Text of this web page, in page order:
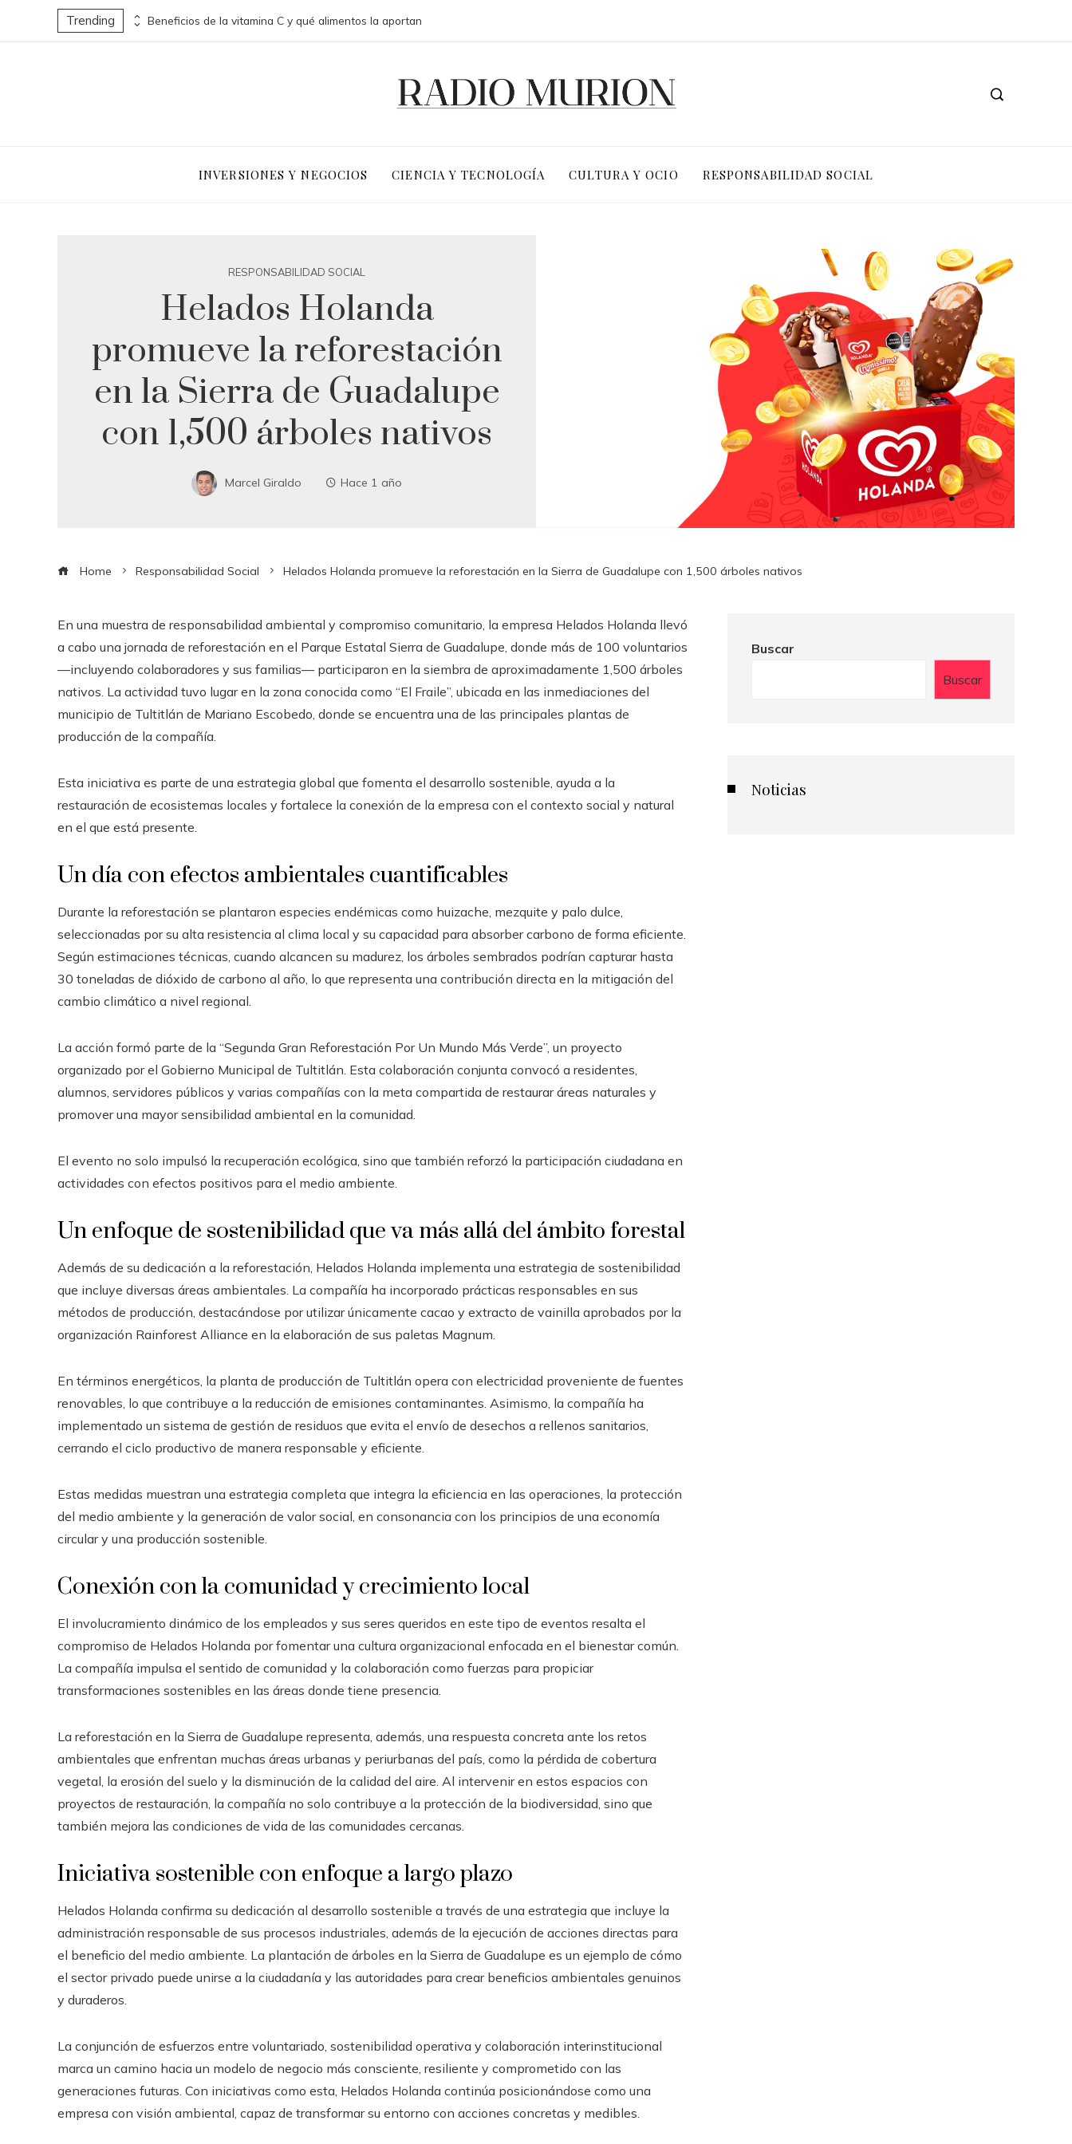
Trending Ciudades con más sitios Patrimonio de la Humanidad y su legado histórico Beneficios de la vitamina C y qué alimentos la aportan
INVERSIONES Y NEGOCIOS CIENCIA Y TECNOLOGÍA CULTURA Y OCIO RESPONSABILIDAD SOCIAL
RESPONSABILIDAD SOCIAL
Helados Holanda
promueve la reforestación
en la Sierra de Guadalupe
con 1,500 árboles nativos
Marcel Giraldo Hace 1 año
Home Responsabilidad Social Helados Holanda promueve la reforestación en la Sierra de Guadalupe con 1,500 árboles nativos
En una muestra de responsabilidad ambiental y compromiso comunitario, la empresa Helados Holanda llevó
a cabo una jornada de reforestación en el Parque Estatal Sierra de Guadalupe, donde más de 100 voluntarios
—incluyendo colaboradores y sus familias— participaron en la siembra de aproximadamente 1,500 árboles
nativos. La actividad tuvo lugar en la zona conocida como “El Fraile”, ubicada en las inmediaciones del
municipio de Tultitlán de Mariano Escobedo, donde se encuentra una de las principales plantas de
producción de la compañía.
Esta iniciativa es parte de una estrategia global que fomenta el desarrollo sostenible, ayuda a la
restauración de ecosistemas locales y fortalece la conexión de la empresa con el contexto social y natural
en el que está presente.
Un día con efectos ambientales cuantificables
Durante la reforestación se plantaron especies endémicas como huizache, mezquite y palo dulce,
seleccionadas por su alta resistencia al clima local y su capacidad para absorber carbono de forma eficiente.
Según estimaciones técnicas, cuando alcancen su madurez, los árboles sembrados podrían capturar hasta
30 toneladas de dióxido de carbono al año, lo que representa una contribución directa en la mitigación del
cambio climático a nivel regional.
La acción formó parte de la “Segunda Gran Reforestación Por Un Mundo Más Verde”, un proyecto
organizado por el Gobierno Municipal de Tultitlán. Esta colaboración conjunta convocó a residentes,
alumnos, servidores públicos y varias compañías con la meta compartida de restaurar áreas naturales y
promover una mayor sensibilidad ambiental en la comunidad.
El evento no solo impulsó la recuperación ecológica, sino que también reforzó la participación ciudadana en
actividades con efectos positivos para el medio ambiente.
Un enfoque de sostenibilidad que va más allá del ámbito forestal
Además de su dedicación a la reforestación, Helados Holanda implementa una estrategia de sostenibilidad
que incluye diversas áreas ambientales. La compañía ha incorporado prácticas responsables en sus
métodos de producción, destacándose por utilizar únicamente cacao y extracto de vainilla aprobados por la
organización Rainforest Alliance en la elaboración de sus paletas Magnum.
En términos energéticos, la planta de producción de Tultitlán opera con electricidad proveniente de fuentes
renovables, lo que contribuye a la reducción de emisiones contaminantes. Asimismo, la compañía ha
implementado un sistema de gestión de residuos que evita el envío de desechos a rellenos sanitarios,
cerrando el ciclo productivo de manera responsable y eficiente.
Estas medidas muestran una estrategia completa que integra la eficiencia en las operaciones, la protección
del medio ambiente y la generación de valor social, en consonancia con los principios de una economía
circular y una producción sostenible.
Conexión con la comunidad y crecimiento local
El involucramiento dinámico de los empleados y sus seres queridos en este tipo de eventos resalta el
compromiso de Helados Holanda por fomentar una cultura organizacional enfocada en el bienestar común.
La compañía impulsa el sentido de comunidad y la colaboración como fuerzas para propiciar
transformaciones sostenibles en las áreas donde tiene presencia.
La reforestación en la Sierra de Guadalupe representa, además, una respuesta concreta ante los retos
ambientales que enfrentan muchas áreas urbanas y periurbanas del país, como la pérdida de cobertura
vegetal, la erosión del suelo y la disminución de la calidad del aire. Al intervenir en estos espacios con
proyectos de restauración, la compañía no solo contribuye a la protección de la biodiversidad, sino que
también mejora las condiciones de vida de las comunidades cercanas.
Iniciativa sostenible con enfoque a largo plazo
Helados Holanda confirma su dedicación al desarrollo sostenible a través de una estrategia que incluye la
administración responsable de sus procesos industriales, además de la ejecución de acciones directas para
el beneficio del medio ambiente. La plantación de árboles en la Sierra de Guadalupe es un ejemplo de cómo
el sector privado puede unirse a la ciudadanía y las autoridades para crear beneficios ambientales genuinos
y duraderos.
La conjunción de esfuerzos entre voluntariado, sostenibilidad operativa y colaboración interinstitucional
marca un camino hacia un modelo de negocio más consciente, resiliente y comprometido con las
generaciones futuras. Con iniciativas como esta, Helados Holanda continúa posicionándose como una
empresa con visión ambiental, capaz de transformar su entorno con acciones concretas y medibles.
Buscar
Buscar
Noticias